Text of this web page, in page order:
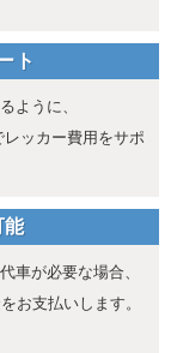
ト
ように、
ッカー費用をサポ
能
車が必要な場合、
お支払いします。